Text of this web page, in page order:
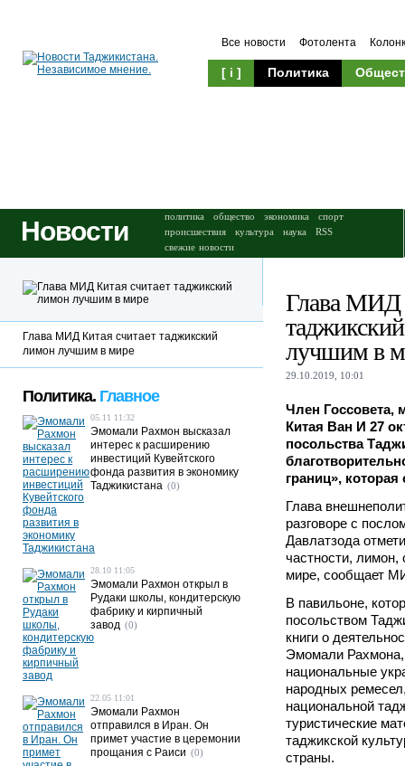
Все новости Фотолента
[ i ] Политика
Новости политика общество экономика
спорт
происшествия
культура наука
RSS
свежие новости
Глава МИД
лучшим в
29.10.2019, 10:01
Член Госсовета,
Китая Ван И 27
посольства
границ»,
Глава
разговоре с
Давлатзода
частности,
мире, сообщает
В павильоне,
посольством
книги о
Эмомали Рахмона,
национальные
народных
национальной
туристические
таджикской
страны.
Глава МИД Китая считает таджикский
лимон лучшим в мире
Политика. Главное
05.11 11:32
Эмомали Рахмон высказал
интерес к расширению
инвестиций Кувейтского
фонда развития в экономику
Таджикистана (0)
28.10 11:05
Эмомали Рахмон открыл в
Рудаки школы, кондитерскую
фабрику и кирпичный
завод (0)
22.05 11:01
Эмомали Рахмон
отправился в Иран. Он
примет участие в церемонии
прощания с Раиси (0)